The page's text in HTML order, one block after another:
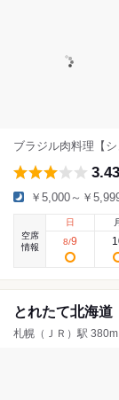
ブラジル肉料理【
3.43
￥5,000～￥
空席
情報
日
8/9
月
とれたて北海道
札幌（ＪＲ）駅 380m